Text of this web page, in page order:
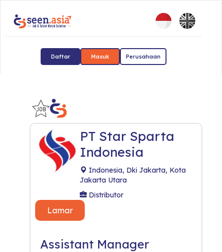
Daftar Masuk Perusahaan
PT Star Sparta
Indonesia
Indonesia, Dki Jakarta, Kota
Jakarta Utara
Distributor
Lamar
Assistant Manager